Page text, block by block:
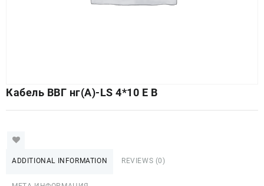
Кабель ВВГ нг(А)-LS 4*10 E B
ADDITIONAL INFORMATION REVIEWS (0)